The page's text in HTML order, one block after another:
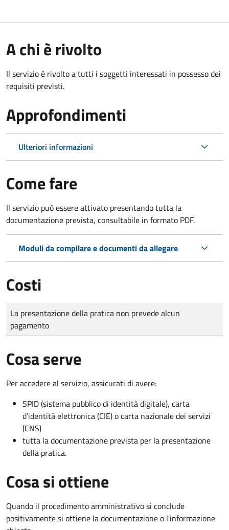
A chi è rivolto
Il servizio è rivolto a tutti i soggetti interessati in possesso dei
requisiti previsti.
Approfondimenti
Ulteriori informazioni
Come fare
Il servizio può essere attivato presentando tutta la
documentazione prevista, consultabile in formato PDF.
Moduli da compilare e documenti da allegare
Costi
Tipo di pagamento
Importo
La presentazione della pratica non prevede alcun
pagamento
Cosa serve
Per accedere al servizio, assicurati di avere:
SPID (sistema pubblico di identità digitale), carta
d’identità elettronica (CIE) o carta nazionale dei servizi
(CNS)
tutta la documentazione prevista per la presentazione
della pratica.
Cosa si ottiene
Quando il procedimento amministrativo si conclude
positivamente si ottiene la documentazione o l'informazione